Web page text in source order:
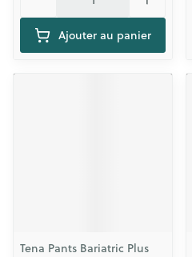
Ajouter au panier
Tena Pants Bariatric Plus